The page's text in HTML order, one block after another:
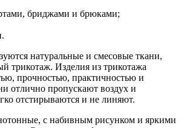
бриджами и брюками;
натуральные и смесовые ткани,
трикотаж. Изделия из трикотажа
прочностью, практичностью и
отлично пропускают воздух и
отстирываются и не линяют.
с набивным рисунком и яркими